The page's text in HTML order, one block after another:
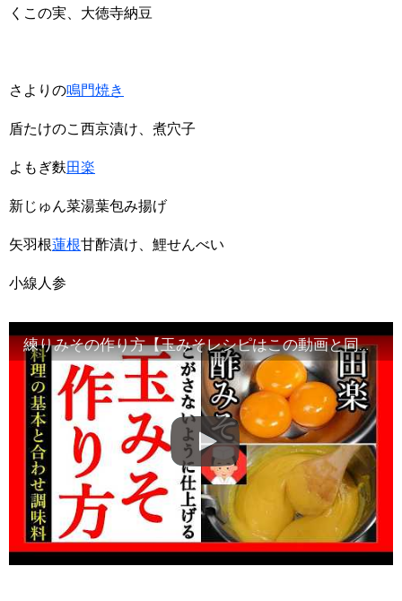
くこの実、大徳寺納豆
さよりの鳴門焼き
盾たけのこ西京漬け、煮穴子
よもぎ麩田楽
新じゅん菜湯葉包み揚げ
矢羽根蓮根甘酢漬け、鯉せんべい
小線人参
練りみその作り方【玉みそレシピはこの動画と同じ手順で完了します】Japanese food#和食レシピ日本料理案内所